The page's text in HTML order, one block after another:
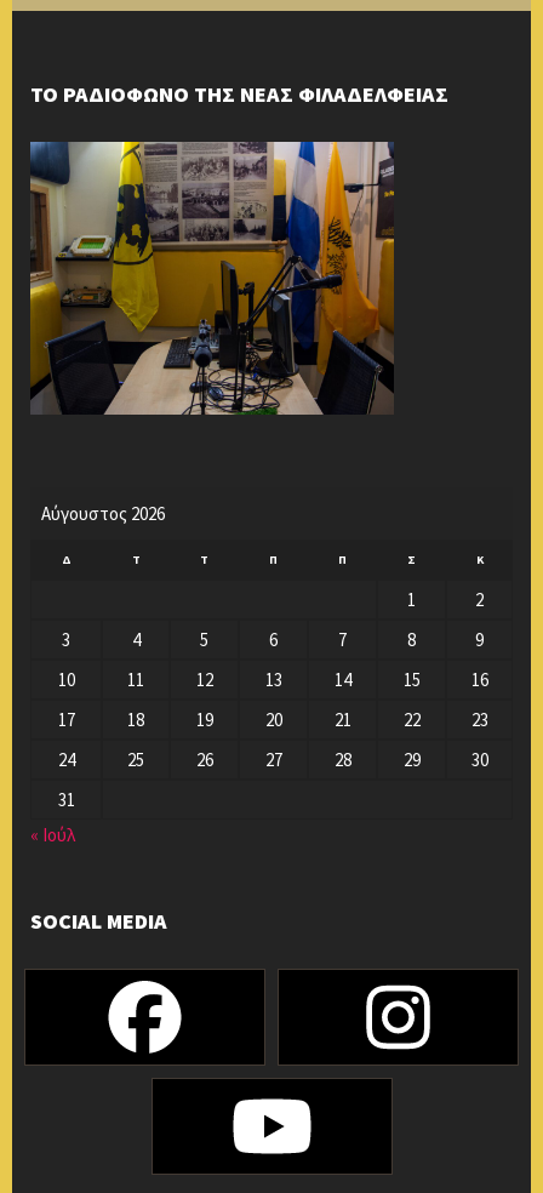
ΤΟ ΡΑΔΙΟΦΩΝΟ ΤΗΣ ΝΕΑΣ ΦΙΛΑΔΕΛΦΕΙΑΣ
Αύγουστος 2026
Δ Τ Τ Π Π Σ Κ
1
2
3
4 5 6 7 8
9
10
11 12 13 14 15
16
17
18 19 20 21 22
23
24
25 26 27 28 29
30
31
« Ιούλ
SOCIAL MEDIA